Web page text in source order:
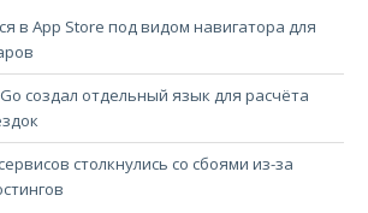
в App Store под видом навигатора для
создал отдельный язык для расчёта
столкнулись со сбоями из-за